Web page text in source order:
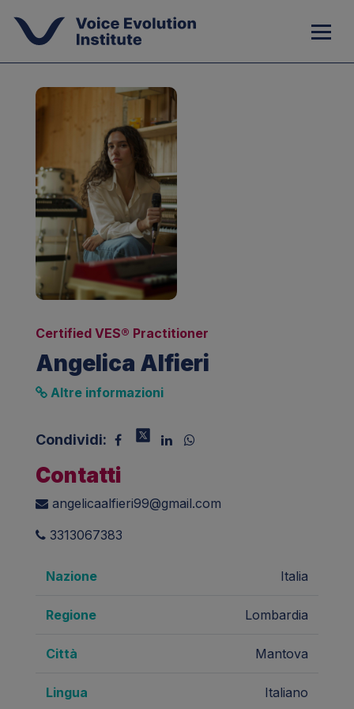
Certified VES® Practitioner
Angelica Alfieri
Altre informazioni
Condividi:
Contatti
angelicaalfieri99@gmail.com
3313067383
Nazione Italia
Regione Lombardia
Città Mantova
Lingua Italiano